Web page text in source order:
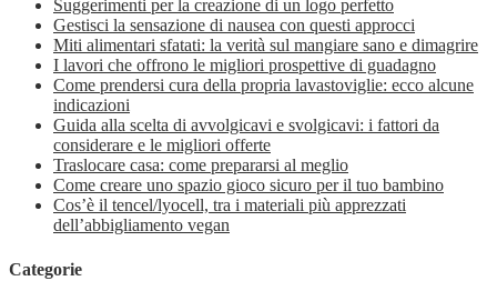
Suggerimenti per la creazione di un logo perfetto
Gestisci la sensazione di nausea con questi approcci
Miti alimentari sfatati: la verità sul mangiare sano e dimagrire
I lavori che offrono le migliori prospettive di guadagno
Come prendersi cura della propria lavastoviglie: ecco alcune
indicazioni
Guida alla scelta di avvolgicavi e svolgicavi: i fattori da
considerare e le migliori offerte
Traslocare casa: come prepararsi al meglio
Come creare uno spazio gioco sicuro per il tuo bambino
Cos’è il tencel/lyocell, tra i materiali più apprezzati
dell’abbigliamento vegan
Categorie